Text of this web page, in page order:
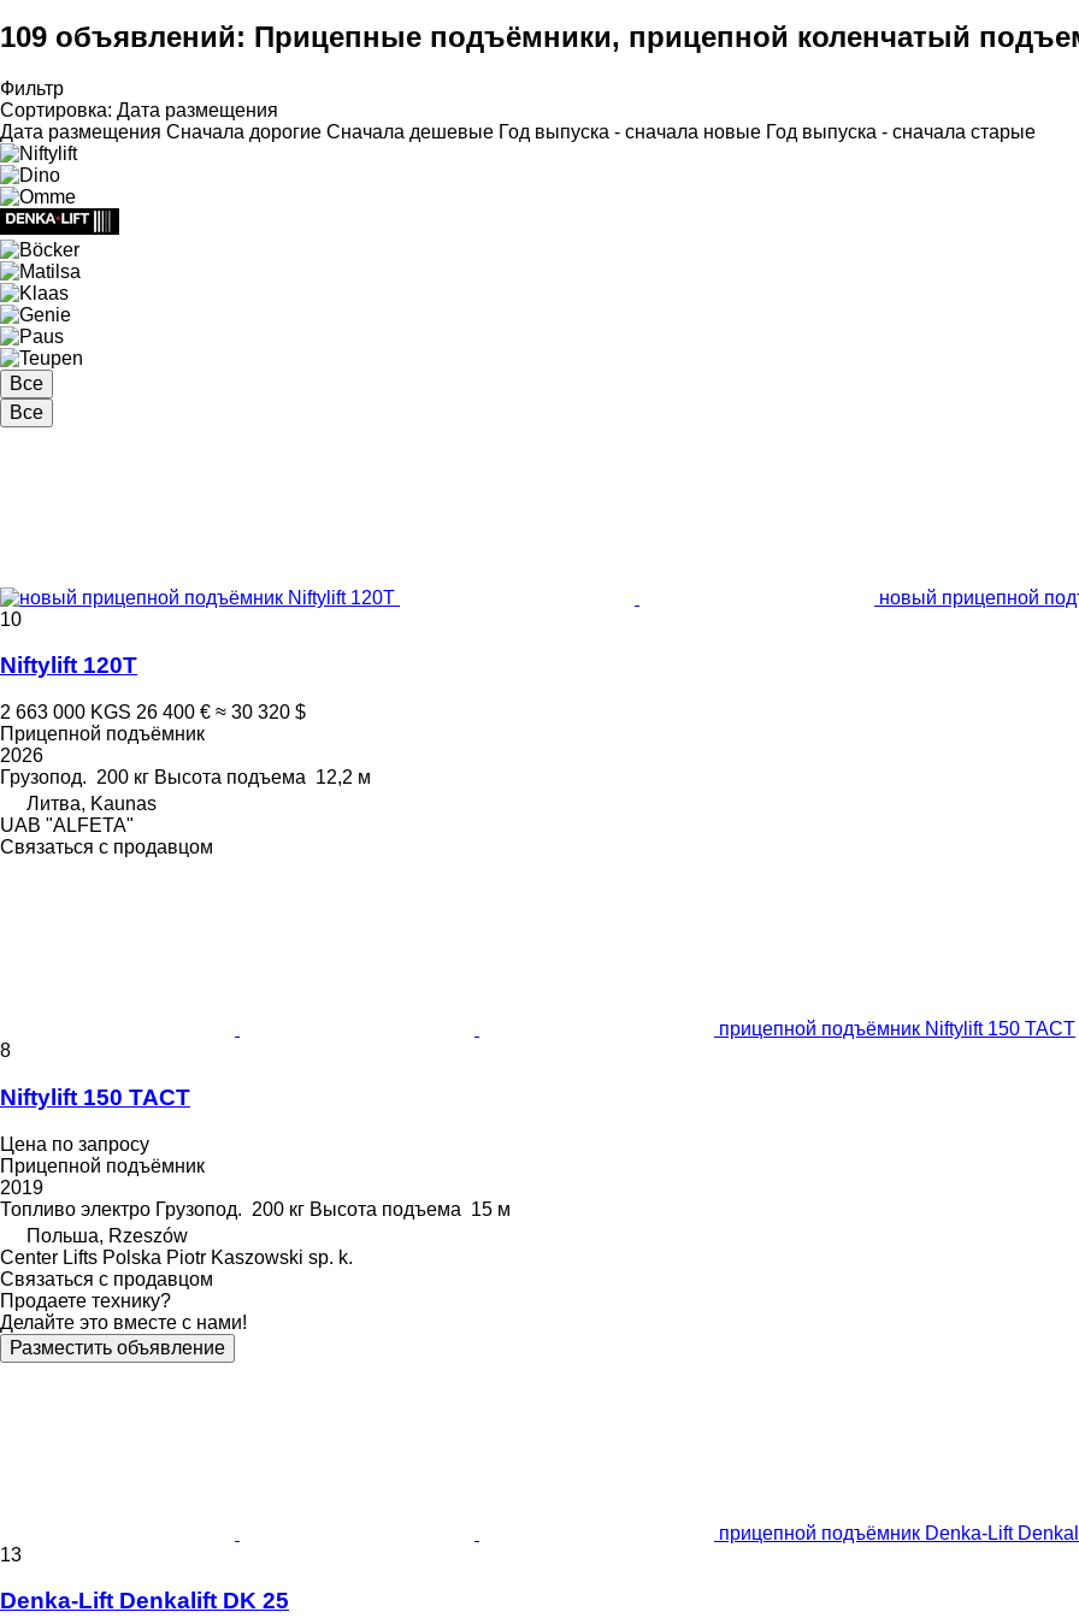
109 объявлений: Прицепные подъёмники, прицепной коленчатый
Фильтр
Сортировка: Дата размещения
Дата размещения Сначала дорогие Сначала дешевые Год выпуска - сначала новые Год выпуска - сначала старые
Все
Все
новый прицепной
10
Niftylift 120T
2 663 000 KGS 26 400 € ≈ 30 320 $
Прицепной подъёмник
2026
Грузопод. 200 кг Высота подъема 12,2 м
Литва, Kaunas
UAB "ALFETA"
Связаться с продавцом
прицепной подъёмник Niftylift 150 TACT
8
Niftylift 150 TACT
Цена по запросу
Прицепной подъёмник
2019
Топливо электро Грузопод. 200 кг Высота подъема 15 м
Польша, Rzeszów
Center Lifts Polska Piotr Kaszowski sp. k.
Связаться с продавцом
Продаете технику?
Делайте это вместе с нами!
Разместить объявление
прицепной подъёмник Denka-Lift
13
Denka-Lift Denkalift DK 25